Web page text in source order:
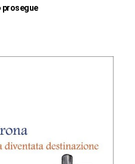
prosegue